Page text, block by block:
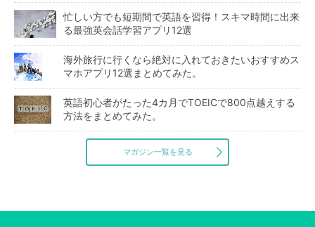
忙しい方でも短期間で英語を習得！スキマ時間に出来
る最強英会話学習アプリ12選
海外旅行に行くなら絶対に入れておきたいおすすめス
マホアプリ12選まとめてみた。
英語初心者がたった4カ月でTOEICで800点越えする
方法をまとめてみた。
マガジン一覧を見る